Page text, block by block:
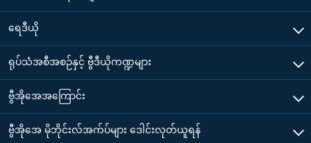
ရေဒီယို
ရုပ်သံအစီအစဉ်နှင့် ဗွီဒီယိုကဏ္ဍများ
ဗွီအိုအေအကြောင်း
ဗွီအိုအေ မိုဘိုင်းလ်အက်ပ်များ ဒေါင်းလုတ်ယူရန်